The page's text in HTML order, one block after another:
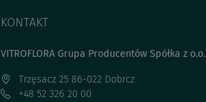
KONTAKT
VITROFLORA Grupa Producentów Spółka z o.o.
Trzęsacz 25 86-022 Dobrcz
+48 52 326 20 00